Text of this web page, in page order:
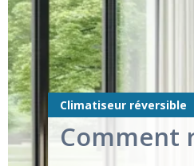
Climatiseur réversible
Comment